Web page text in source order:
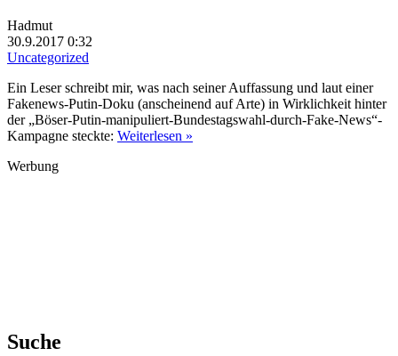
Hadmut
30.9.2017 0:32
Uncategorized
Ein Leser schreibt mir, was nach seiner Auffassung und laut einer
Fakenews-Putin-Doku (anscheinend auf Arte) in Wirklichkeit hinter
der „Böser-Putin-manipuliert-Bundestagswahl-durch-Fake-News“-
Kampagne steckte: Weiterlesen »
Werbung
Suche